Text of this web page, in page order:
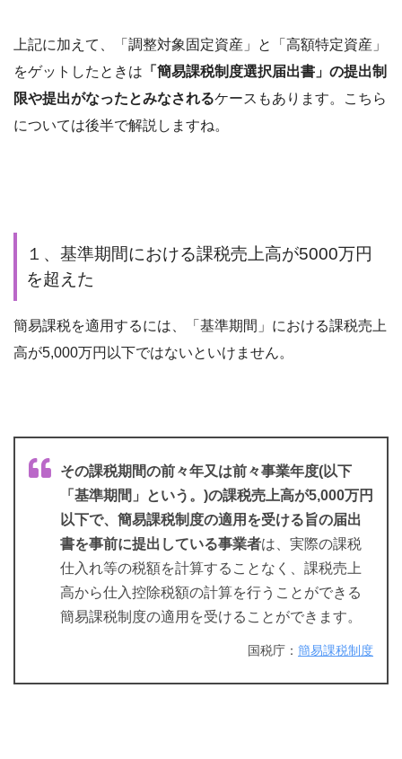
上記に加えて、「調整対象固定資産」と「高額特定資産」
をゲットしたときは 「簡易課税制度選択届出書」の提出制
限や提出がなったとみなされるケースもあります。こちら
については後半で解説しますね。
１、基準期間における課税売上高が5000万円
を超えた
簡易課税を適用するには、「基準期間」における課税売上
高が5,000万円以下ではないといけません。
その課税期間の前々年又は前々事業年度(以下
「基準期間」という。)の課税売上高が5,000万円
以下で、簡易課税制度の適用を受ける旨の届出
書を事前に提出している事業者は、実際の課税
仕入れ等の税額を計算することなく、課税売上
高から仕入控除税額の計算を行うことができる
簡易課税制度の適用を受けることができます。
国税庁： 簡易課税制度